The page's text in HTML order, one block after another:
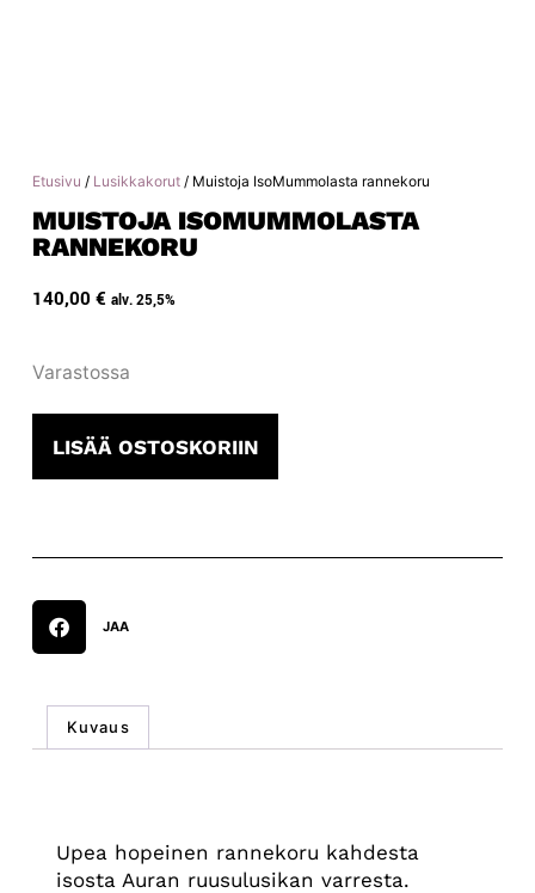
Etusivu / Lusikkakorut / Muistoja IsoMummolasta rannekoru
MUISTOJA ISOMUMMOLASTA
RANNEKORU
140,00 € alv. 25,5%
Varastossa
LISÄÄ OSTOSKORIIN
JAA
Kuvaus
Upea hopeinen rannekoru kahdesta
isosta Auran ruusulusikan varresta.